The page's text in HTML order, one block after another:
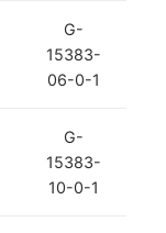
G-
15383-
06-0-1
G-
15383-
10-0-1